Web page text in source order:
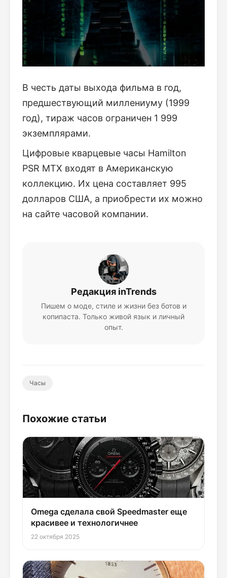
В честь даты выхода фильма в год,
предшествующий миллениуму (1999
год), тираж часов ограничен 1 999
экземплярами.
Цифровые кварцевые часы Hamilton
PSR MTX входят в Американскую
коллекцию. Их цена составляет 995
долларов США, а приобрести их можно
на сайте часовой компании.
Редакция inTrends
Пишем о моде, стиле и жизни без ботов и
копипаста. Только живой язык и личный
опыт.
Часы
Похожие статьи
Omega сделала свой Speedmaster еще
красивее и технологичнее
22 октября 2025